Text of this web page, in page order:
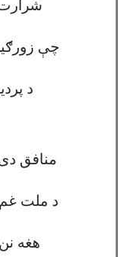
شرارت
چې
د
منافق
د ملت
هغه